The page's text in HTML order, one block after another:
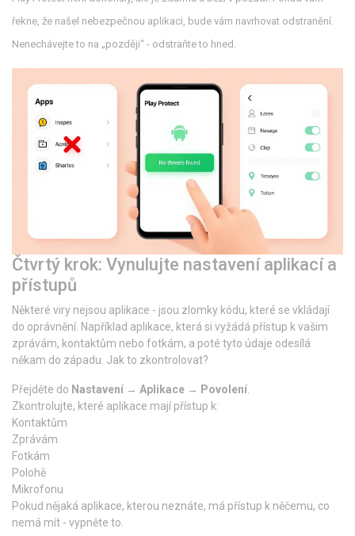
řekne, že našel nebezpečnou aplikaci, bude vám navrhovat odstranění.
Nenechávejte to na „později“ - odstraňte to hned.
Čtvrtý krok: Vynulujte nastavení aplikací a
přístupů
Některé viry nejsou aplikace - jsou zlomky kódu, které se vkládají
do oprávnění. Například aplikace, která si vyžádá přístup k vašim
zprávám, kontaktům nebo fotkám, a poté tyto údaje odesílá
někam do západu. Jak to zkontrolovat?
Přejděte do Nastavení → Aplikace → Povolení.
Zkontrolujte, které aplikace mají přístup k:
Kontaktům
Zprávám
Fotkám
Polohě
Mikrofonu
Pokud nějaká aplikace, kterou neznáte, má přístup k něčemu, co
nemá mít - vypněte to.